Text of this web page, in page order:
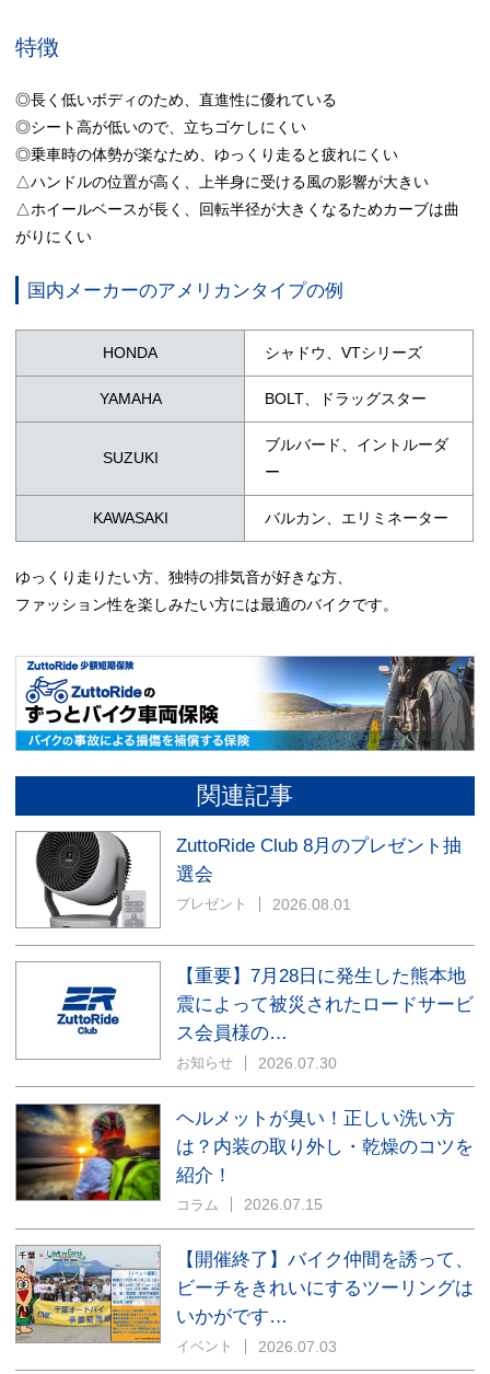
特徴
◎長く低いボディのため、直進性に優れている
◎シート高が低いので、立ちゴケしにくい
◎乗車時の体勢が楽なため、ゆっくり走ると疲れにくい
△ハンドルの位置が高く、上半身に受ける風の影響が大きい
△ホイールベースが長く、回転半径が大きくなるためカーブは曲
がりにくい
国内メーカーのアメリカンタイプの例
HONDA シャドウ、VTシリーズ
YAMAHA BOLT、ドラッグスター
SUZUKI
ブルバード、イントルーダ
ー
KAWASAKI バルカン、エリミネーター
ゆっくり走りたい方、独特の排気音が好きな方、
ファッション性を楽しみたい方には最適のバイクです。
関連記事
ZuttoRide Club 8月のプレゼント抽
選会
プレゼント 2026.08.01
【重要】7月28日に発生した熊本地
震によって被災されたロードサービ
ス会員様の…
お知らせ 2026.07.30
ヘルメットが臭い！正しい洗い方
は？内装の取り外し・乾燥のコツを
紹介！
コラム 2026.07.15
【開催終了】バイク仲間を誘って、
ビーチをきれいにするツーリングは
いかがです…
イベント 2026.07.03